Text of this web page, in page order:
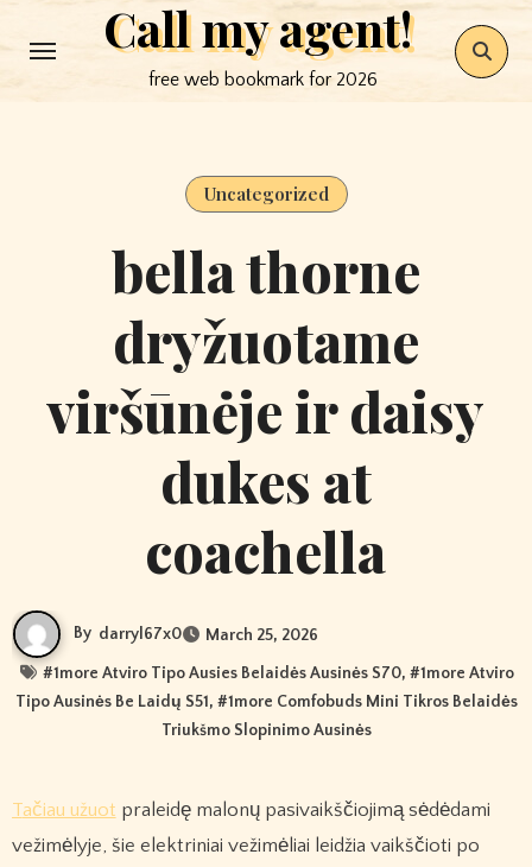
to
Call my agent!
free web bookmark for 2026
Uncategorized
bella thorne
dryžuotame
viršūnėje ir daisy
dukes at
coachella
By darryl67x0 March 25, 2026
#1more Atviro Tipo Ausies Belaidės Ausinės S70, #1more Atviro
Tipo Ausinės Be Laidų S51, #1more Comfobuds Mini Tikros Belaidės
Triukšmo Slopinimo Ausinės
Tačiau užuot praleidę malonų pasivaikščiojimą sėdėdami
vežimėlyje, šie elektriniai vežimėliai leidžia vaikščioti po